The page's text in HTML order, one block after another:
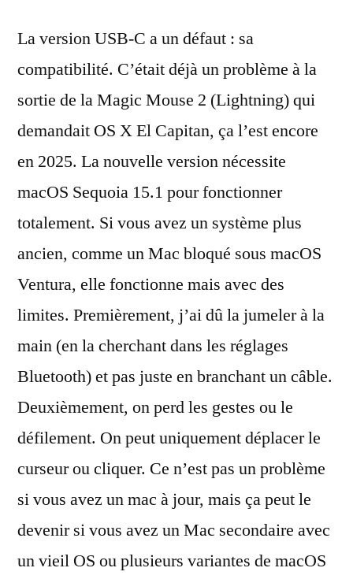
La version USB-C a un défaut : sa
compatibilité. C’était déjà un problème à la
sortie de la Magic Mouse 2 (Lightning) qui
demandait OS X El Capitan, ça l’est encore
en 2025. La nouvelle version nécessite
macOS Sequoia 15.1 pour fonctionner
totalement. Si vous avez un système plus
ancien, comme un Mac bloqué sous macOS
Ventura, elle fonctionne mais avec des
limites. Premièrement, j’ai dû la jumeler à la
main (en la cherchant dans les réglages
Bluetooth) et pas juste en branchant un câble.
Deuxièmement, on perd les gestes ou le
défilement. On peut uniquement déplacer le
curseur ou cliquer. Ce n’est pas un problème
si vous avez un mac à jour, mais ça peut le
devenir si vous avez un Mac secondaire avec
un vieil OS ou plusieurs variantes de macOS